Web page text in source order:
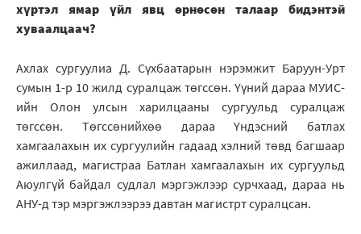
хүртэл ямар үйл явц өрнөсөн талаар бидэнтэй
хуваалцаач?
Ахлах сургуулиа Д. Сүхбаатарын нэрэмжит Баруун-Урт
сумын 1-р 10 жилд суралцаж төгссөн. Үүний дараа МУИС-
ийн Олон улсын харилцааны сургуульд суралцаж
төгссөн. Төгссөнийхөө дараа Үндэсний батлах
хамгаалахын их сургуулийн гадаад хэлний төвд багшаар
ажиллаад, магистраа Батлан хамгаалахын их сургуульд
Аюулгүй байдал судлал мэргэжлээр сурчхаад, дараа нь
АНУ-д тэр мэргэжлээрээ давтан магистрт суралцсан.